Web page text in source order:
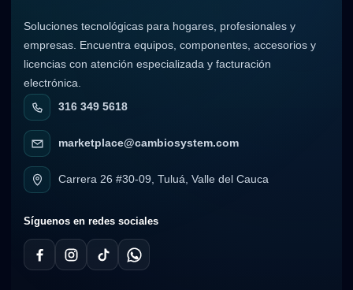
Soluciones tecnológicas para hogares, profesionales y
empresas. Encuentra equipos, componentes, accesorios y
licencias con atención especializada y facturación
electrónica.
316 349 5618
marketplace@cambiosystem.com
Carrera 26 #30-09, Tuluá, Valle del Cauca
Síguenos en redes sociales